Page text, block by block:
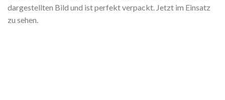
dargestellten Bild und ist perfekt verpackt. Jetzt im Einsatz
zu sehen.